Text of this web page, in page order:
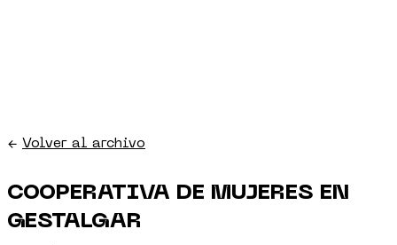
← Volver al archivo
COOPERATIVA DE MUJERES EN
GESTALGAR